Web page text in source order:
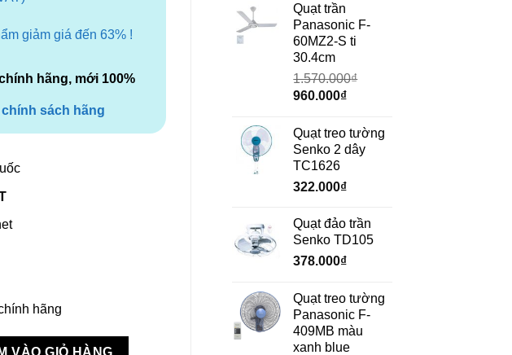
là:
690.000₫.là:
472.000₫.
Quạt trần
Panasonic F-
60MZ2-S ti
30.4cm
1.570.000₫
Giá
là:
1.570.000₫.
960.000₫Giá
tại
là:
Quạt treo tường
Senko 2 dây
TC1626
322.000₫
Quạt đảo trần
Senko TD105
378.000₫
Quạt treo tường
Panasonic F-
409MB màu
xanh blue
giảm giá đến 63% !
hãng, mới 100%
sách hãng
hãng
SH2T-40 số lượng